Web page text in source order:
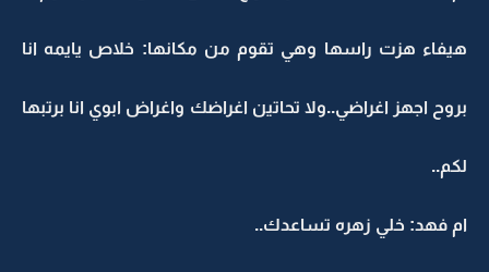
هيفاء هزت راسها وهي تقوم من مكانها: خلاص يايمه انا
بروح اجهز اغراضي..ولا تحاتين اغراضك واغراض ابوي انا برتبها
لكم..
ام فهد: خلي زهره تساعدك..